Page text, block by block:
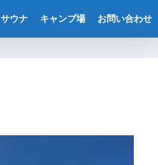
サウナ キャンプ場 お問い合わせ